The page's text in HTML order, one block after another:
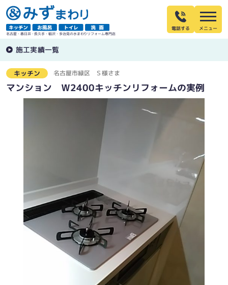
名古屋・春日井・長久手・稲沢・多治見の水まわりリフォーム専門店
電話する
施工実績一覧
キッチン 名古屋市緑区 Ｓ様さま
マンション Ｗ2400キッチンリフォームの実例
約20年もののコンロです、取替時期ではあります